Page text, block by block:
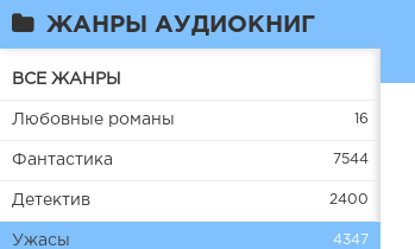
ЖАНРЫ АУДИОКНИГ
ВСЕ ЖАНРЫ
Любовные романы 16
Фантастика 7544
Детектив 2400
Ужасы 4347